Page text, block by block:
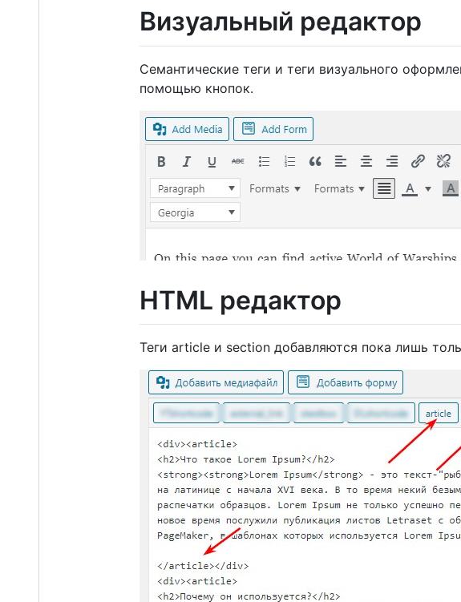
Визуальный редактор
Семантические теги и теги визуального
помощью кнопок.
HTML редактор
Теги article и section добавляются пока лишь